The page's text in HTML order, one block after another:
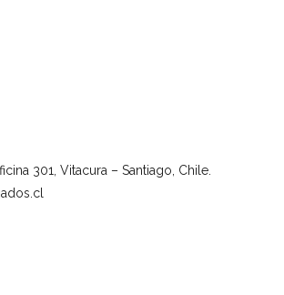
301, Vitacura – Santiago, Chile.